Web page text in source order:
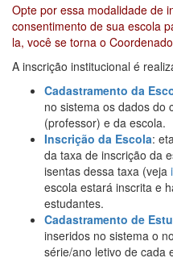
Opte por essa modalidade de
consentimento de sua escola
la, você se torna o
A inscrição institucional é
Cadastramento da
no sistema os dados do
(professor) e da escola.
Inscrição da Escola:
da taxa de inscrição da
isentas dessa taxa (veja
escola estará inscrita e
estudantes.
Cadastramento de
inseridos no sistema o
série/ano letivo de cada